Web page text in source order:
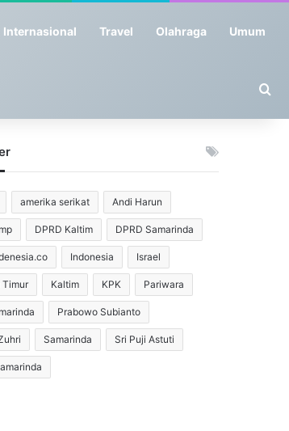
Internasional Travel Olahraga Umum
amerika serikat Andi Harun
DPRD Kaltim DPRD Samarinda
Indonesia Israel
Timur Kaltim KPK Pariwara
Prabowo Subianto
Samarinda Sri Puji Astuti